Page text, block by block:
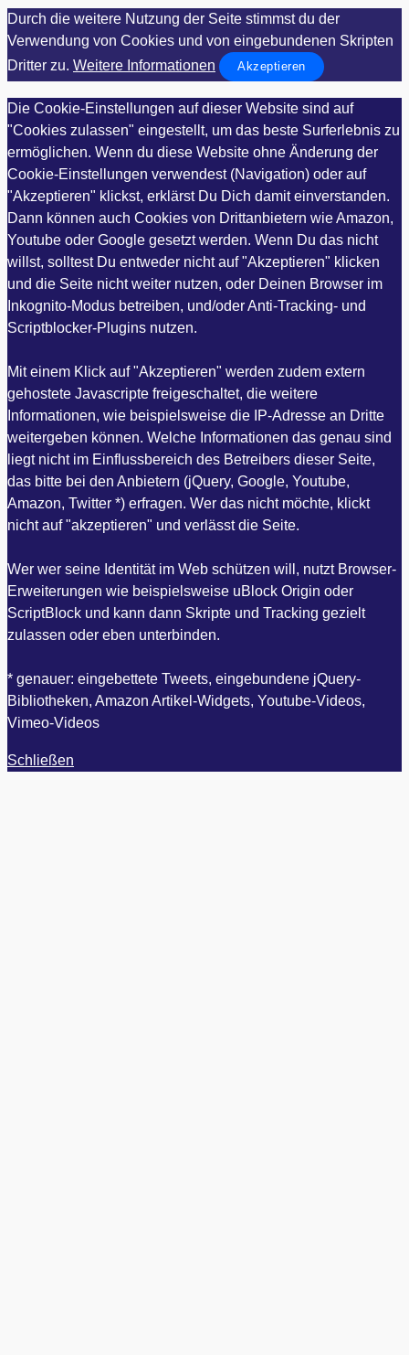
Durch die weitere Nutzung der Seite stimmst du der
Verwendung von Cookies und von eingebundenen Skripten
Dritter zu. Weitere Informationen Akzeptieren
Die Cookie-Einstellungen auf dieser Website sind auf
"Cookies zulassen" eingestellt, um das beste Surferlebnis zu
ermöglichen. Wenn du diese Website ohne Änderung der
Cookie-Einstellungen verwendest (Navigation) oder auf
"Akzeptieren" klickst, erklärst Du Dich damit einverstanden.
Dann können auch Cookies von Drittanbietern wie Amazon,
Youtube oder Google gesetzt werden. Wenn Du das nicht
willst, solltest Du entweder nicht auf "Akzeptieren" klicken
und die Seite nicht weiter nutzen, oder Deinen Browser im
Inkognito-Modus betreiben, und/oder Anti-Tracking- und
Scriptblocker-Plugins nutzen.
Mit einem Klick auf "Akzeptieren" werden zudem extern
gehostete Javascripte freigeschaltet, die weitere
Informationen, wie beispielsweise die IP-Adresse an Dritte
weitergeben können. Welche Informationen das genau sind
liegt nicht im Einflussbereich des Betreibers dieser Seite,
das bitte bei den Anbietern (jQuery, Google, Youtube,
Amazon, Twitter *) erfragen. Wer das nicht möchte, klickt
nicht auf "akzeptieren" und verlässt die Seite.
Wer wer seine Identität im Web schützen will, nutzt Browser-
Erweiterungen wie beispielsweise uBlock Origin oder
ScriptBlock und kann dann Skripte und Tracking gezielt
zulassen oder eben unterbinden.
* genauer: eingebettete Tweets, eingebundene jQuery-
Bibliotheken, Amazon Artikel-Widgets, Youtube-Videos,
Vimeo-Videos
Schließen